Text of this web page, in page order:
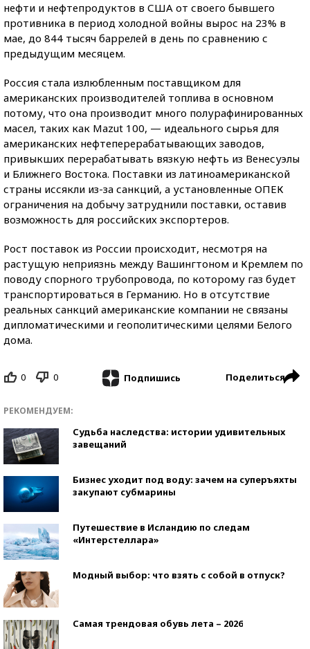
нефти и нефтепродуктов в США от своего бывшего
противника в период холодной войны вырос на 23% в
мае, до 844 тысяч баррелей в день по сравнению с
предыдущим месяцем.
Россия стала излюбленным поставщиком для
американских производителей топлива в основном
потому, что она производит много полурафинированных
масел, таких как Mazut 100, — идеального сырья для
американских нефтеперерабатывающих заводов,
привыкших перерабатывать вязкую нефть из Венесуэлы
и Ближнего Востока. Поставки из латиноамериканской
страны иссякли из-за санкций, а установленные ОПЕК
ограничения на добычу затруднили поставки, оставив
возможность для российских экспортеров.
Рост поставок из России происходит, несмотря на
растущую неприязнь между Вашингтоном и Кремлем по
поводу спорного трубопровода, по которому газ будет
транспортироваться в Германию. Но в отсутствие
реальных санкций американские компании не связаны
дипломатическими и геополитическими целями Белого
дома.
0 0 Подпишись Поделиться
РЕКОМЕНДУЕМ:
Судьба наследства: истории удивительных
завещаний
Бизнес уходит под воду: зачем на суперъяхты
закупают субмарины
Путешествие в Исландию по следам
«Интерстеллара»
Модный выбор: что взять с собой в отпуск?
Самая трендовая обувь лета – 2026